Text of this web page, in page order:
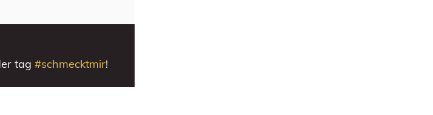
tag #schmecktmir!